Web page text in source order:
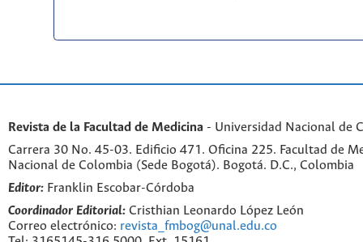
Revista de la Facultad de Medicina - Universidad Nacional de
Carrera 30 No. 45-03. Edificio 471. Oficina 225. Facultad de
Nacional de Colombia (Sede Bogotá). Bogotá. D.C., Colombia
Editor: Franklin Escobar-Córdoba
Coordinador Editorial: Cristhian Leonardo López León
Correo electrónico: revista_fmbog@unal.edu.co